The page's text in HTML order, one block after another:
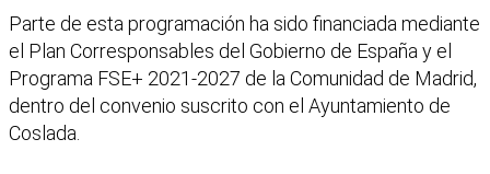
Parte de esta programación ha sido financiada mediante
el Plan Corresponsables del Gobierno de España y el
Programa FSE+ 2021-2027 de la Comunidad de Madrid,
dentro del convenio suscrito con el Ayuntamiento de
Coslada.